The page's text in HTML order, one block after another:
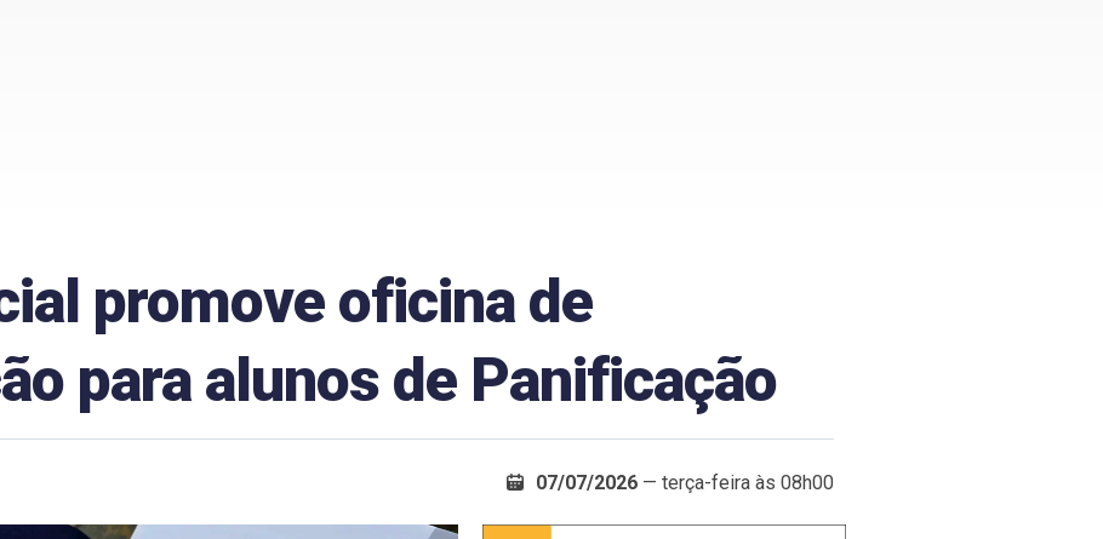
promove oficina de
para alunos de Panificação
07/07/2026 — terça-feira às 08h00